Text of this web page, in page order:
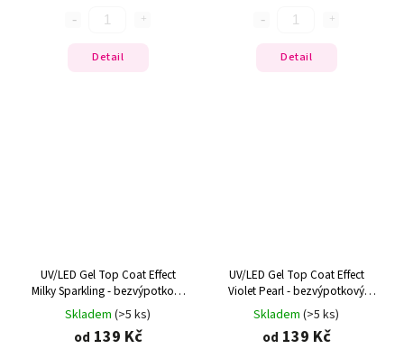
Detail Detail
UV/LED Gel Top Coat Effect
Milky Sparkling - bezvýpotkový
efektový lesk
Skladem (>5 ks)
od 139 Kč
UV/LED Gel Top Coat Effect
Violet Pearl - bezvýpotkový
efektový lesk
Skladem (>5 ks)
od 139 Kč